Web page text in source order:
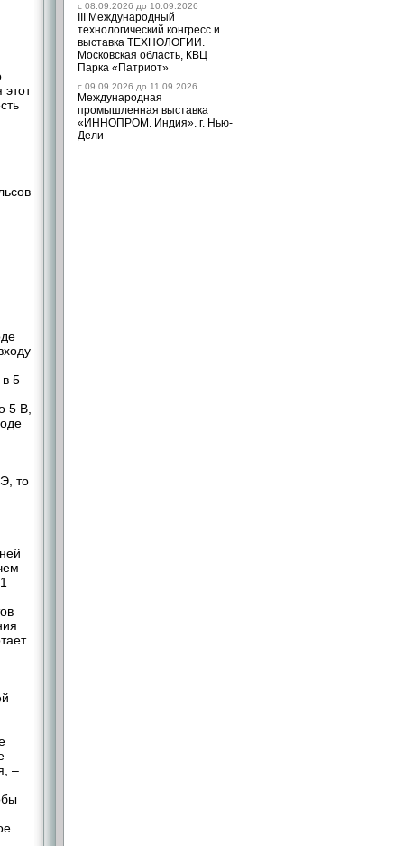
c 08.09.2026 до 10.09.2026
III Международный
технологический конгресс и
выставка ТЕХНОЛОГИИ.
Московская область, КВЦ
Парка «Патриот»
c 09.09.2026 до 11.09.2026
Международная
промышленная выставка
«ИННОПРОМ. Индия». г. Нью-
Дели
5
5 В,
то
–